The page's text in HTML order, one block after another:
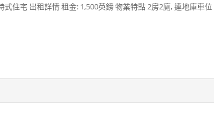
式住宅 出租詳情 租金: 1,500英鎊 物業特點 2房2廁, 連地庫車位